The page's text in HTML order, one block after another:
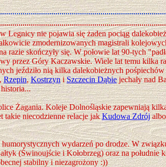
Legnicy nie pojawia się żaden pociąg
zmodernizowanych magistrali
razie skończyły się. W połowie lat 90-tych
przez Góry Kaczawskie. Wiele lat temu kilka
jeździło nią kilka dalekobieżnych
Rzepin,KostrzyniSzczecin Dąbiejechały nad
Żagania. Koleje Dolnośląskie zapewniają
takie niecodzienne relacje jakKudowa Zdrój
wydarzeń po drodze. W
(Świnoujście i Kołobrzeg) oraz na południe
stabilny i niezagrożony :))